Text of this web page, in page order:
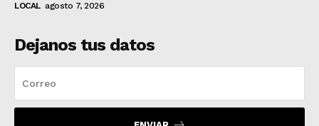
LOCAL agosto 7, 2026
Dejanos tus datos